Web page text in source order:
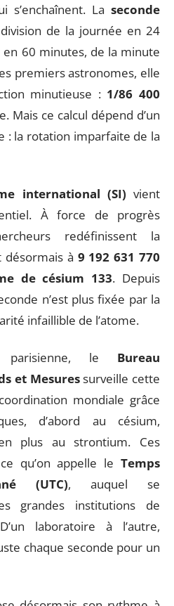
s’enchaînent. La seconde
de la journée en 24
en 60 minutes, de la minute
premiers astronomes, elle
minutieuse : 1/86 400
Mais ce calcul dépend d’un
: la rotation imparfaite de la
international (SI) vient
À force de progrès
redéfinissent la
désormais à 9 192 631 770
de césium 133. Depuis
n’est plus fixée par la
infaillible de l’atome.
parisienne, le Bureau
et Mesuressurveille cette
mondiale grâce
d’abord au césium,
plus au strontium. Ces
qu’on appelle le Temps
(UTC), auquel se
grandes institutions de
laboratoire à l’autre,
chaque seconde pour un